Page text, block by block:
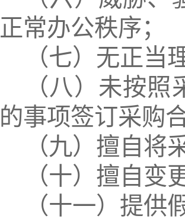
正常办公秩序；
（七） 无正当
（八） 未按照
的事项签订采购
（九） 擅自将
（十） 擅自变
（十一） 提供